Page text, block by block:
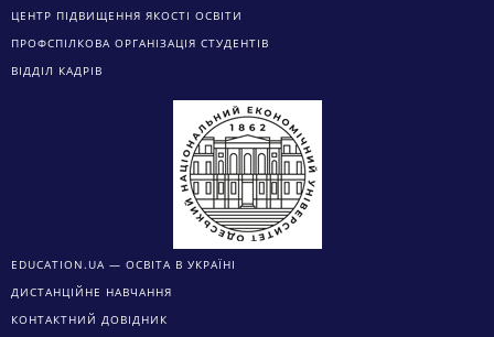
ЦЕНТР ПІДВИЩЕННЯ ЯКОСТІ ОСВІТИ
ПРОФСПІЛКОВА ОРГАНІЗАЦІЯ СТУДЕНТІВ
ВІДДІЛ КАДРІВ
EDUCATION.UA — ОСВІТА В УКРАЇНІ
ДИСТАНЦІЙНЕ НАВЧАННЯ
КОНТАКТНИЙ ДОВІДНИК